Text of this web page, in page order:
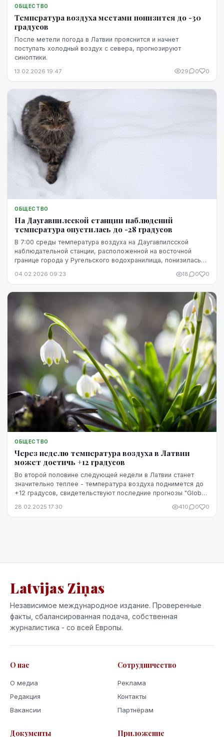
ОБЩЕСТВО
Температура воздуха местами понизится до -30
градусов
После метели погода в Латвии прояснится и начнет
поступать холодный воздух с севера, прогнозируют
синоптики.
13.02.2026 19:47 29 0 0
ОБЩЕСТВО
На Даугавпилсской станции наблюдений
температура опустилась до -28 градусов
В 7:00 среды температура воздуха на Даугавпилсской
наблюдательной станции, расположенной на восточной
границе города у Ругельского водохранилища, понизилась
04.02.2026 09:23 18 0 0
ОБЩЕСТВО
Через неделю температура воздуха в Латвии
может достичь +12 градусов
Во второй половине следующей недели в Латвии станет
значительно теплее - температура воздуха поднимется до
+12 градусов, свидетельствуют последние прогнозы "Global
28.02.2025 17:30 410 0 0
Latvijas Ziņas
Независимое международное издание. Проверенные
факты, сбалансированная подача, собственная
журналистика - со всей Европы.
О нас
О медиа
Редакция
Вакансии
Сотрудничество
Реклама
Контакты
Партнёрам
Документы Приложение